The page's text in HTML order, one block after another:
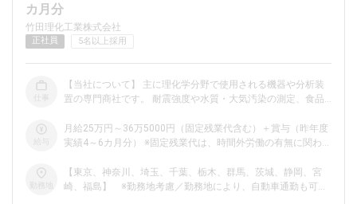
dodaチャットサポート
対応時間：10:00～22:00(日曜・年末年始を除く)
自動案内は24時間365日対応
dodaの使い方は？
今の仕事を続けるべき？
ヘルプ サイトマップ
カ月分
竹田理化工業株式会社
正社員 5名以上採用
【当社について】 主に理化学分野で使用される機器や分析装
置の専門商社です。 耐震強度や水質・大気汚染の測定、食品
機器を扱っています。 ＼ポイント／ ★未経験歓迎 …… 入社時
には、専門的な知識や経験は不問。 専門性の高い分野だから
問わず活躍できる環境です。 実際に直近の入社者も、文系出
身や営業未経験で入社しています！ ★“寄り添う姿勢”が活きる
月給25万円～36万5000円（固定残業代含む）＋賞与（昨年度
実績4～6カ月分） ※固定残業代は、時間外労働の有無に関わら
働分は追加で支給 ＜試用期間中の給与＞ 月給23万5000円～
34万円（固定残業代含む） ※固定残業代は、時間外労働の有無
【東京、神奈川、埼玉、千葉、栃木、群馬、茨城、静岡、宮
崎、福島】 ※勤務地考慮／勤務地により、自動車通勤も可能